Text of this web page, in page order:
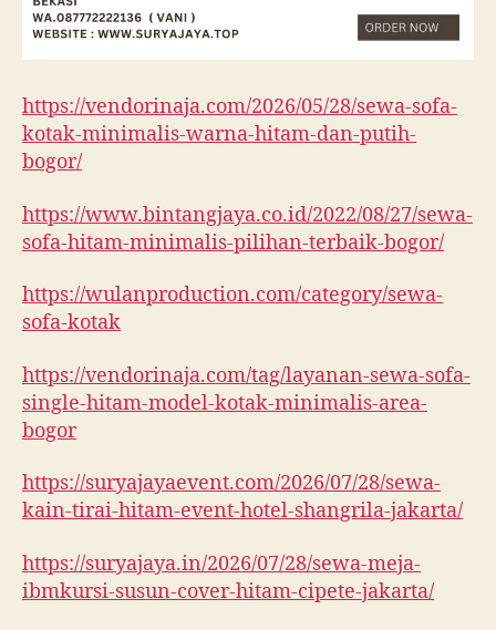
https://vendorinaja.com/2026/05/28/sewa-sofa-
kotak-minimalis-warna-hitam-dan-putih-
bogor/
https://www.bintangjaya.co.id/2022/08/27/sewa-
sofa-hitam-minimalis-pilihan-terbaik-bogor/
https://wulanproduction.com/category/sewa-
sofa-kotak
https://vendorinaja.com/tag/layanan-sewa-sofa-
single-hitam-model-kotak-minimalis-area-
bogor
https://suryajayaevent.com/2026/07/28/sewa-
kain-tirai-hitam-event-hotel-shangrila-jakarta/
https://suryajaya.in/2026/07/28/sewa-meja-
ibmkursi-susun-cover-hitam-cipete-jakarta/